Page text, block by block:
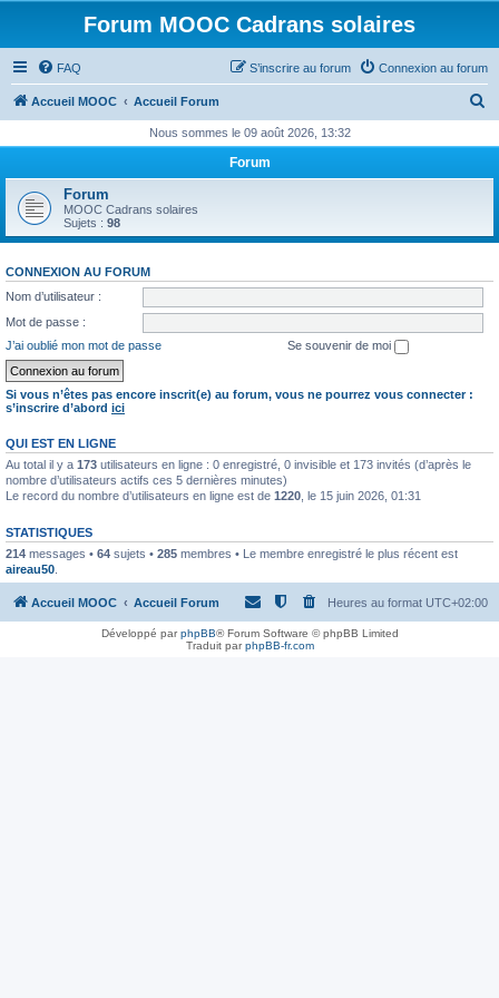
Forum MOOC Cadrans solaires
FAQ Connexion au forum
S’inscrire au forum
Accueil MOOC Accueil Forum
h
r
Nous sommes le 09 août 2026, 13:32
Forum
Forum
MOOC Cadrans solaires
Sujets : 98
CONNEXION AU FORUM
Nom d’utilisateur :
Mot de passe :
J’ai oublié mon mot de passe
Se souvenir de moi
Si vous n’êtes pas encore inscrit(e) au forum, vous ne pourrez vous connecter :
s’inscrire d’abord ici
QUI EST EN LIGNE
Au total il y a 173 utilisateurs en ligne : 0 enregistré, 0 invisible et 173 invités (d’après le
nombre d’utilisateurs actifs ces 5 dernières minutes)
Le record du nombre d’utilisateurs en ligne est de 1220 , le 15 juin 2026, 01:31
STATISTIQUES
214 messages • 64 sujets • 285 membres • Le membre enregistré le plus récent est
aireau50
Accueil MOOC Accueil Forum Heures au format UTC+02:00
Développé parphpBB® Forum Software © phpBB Limited
Traduit parphpBB-fr.com